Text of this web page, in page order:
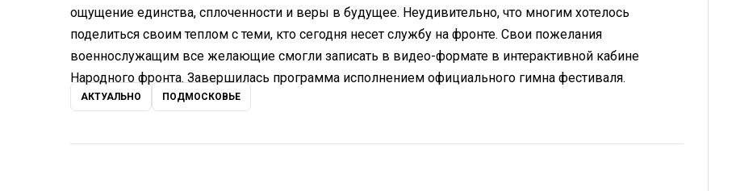
ощущение единства, сплоченности и веры в будущее. Неудивительно, что многим хотелось
поделиться своим теплом с теми, кто сегодня несет службу на фронте. Свои пожелания
военнослужащим все желающие смогли записать в видео-формате в интерактивной кабине
Народного фронта. Завершилась программа исполнением официального гимна фестиваля.
АКТУАЛЬНО ПОДМОСКОВЬЕ